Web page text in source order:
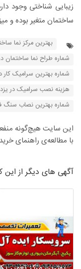
زیبایی شناختی وجود
ساختمان متغیر بوده و
بهترین مرکز نما
شماره طراح نما ساختمان
شماره بهترین سرامیک کار
هزینه نصب سرامیک در یزد
شماره بهترین نصاب سنگ
این سایت هیچ‌گونه
با مطالعه‌ی راهنمای
آگهی های دیگر از این